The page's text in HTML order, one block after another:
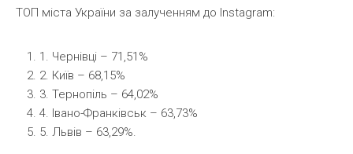
ТОП міста України за залученням до Instagram:
1. Чернівці – 71,51%
2. Київ – 68,15%
3. Тернопіль – 64,02%
4. Івано-Франківськ – 63,73%
5. Львів – 63,29%.